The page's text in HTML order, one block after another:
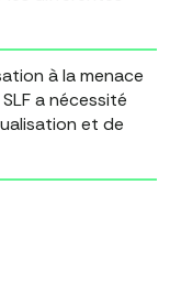
à la menace
a nécessité
et de